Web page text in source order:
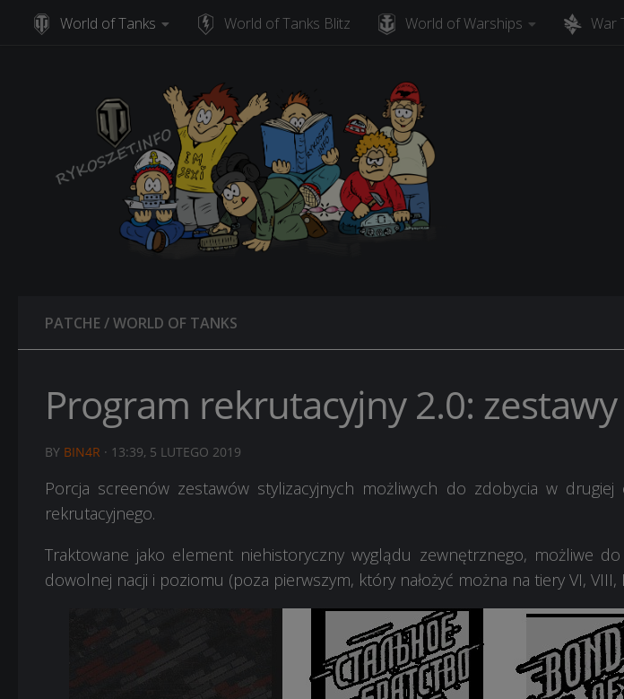
Skip to content
World of Tanks World of Tanks Blitz World of Warships War
PATCHE/WORLD OF TANKS
Program rekrutacyjny 2.0:
BY BIN4R · 13:39, 5 LUTEGO 2019
Porcja screenów zestawów stylizacyjnych możliwych do zdobycia w drugiej
rekrutacyjnego.
Traktowane jako element niehistoryczny wyglądu zewnętrznego, możliwe do
dowolnej nacji i poziomu (poza pierwszym, który nałożyć można na tiery VI, VIII,